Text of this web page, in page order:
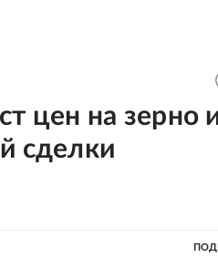
цен на зерно
сделки